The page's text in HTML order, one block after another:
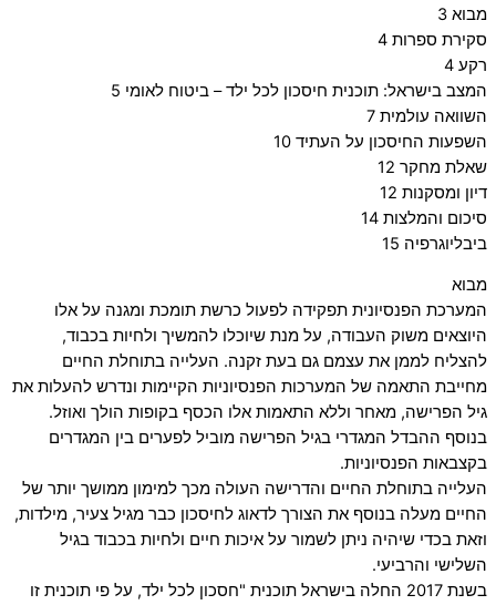
מבוא 3
סקירת ספרות 4
רקע 4
המצב בישראל: תוכנית חיסכון לכל ילד – ביטוח לאומי 5
השוואה עולמית 7
השפעות החיסכון על העתיד 10
שאלת מחקר 12
דיון ומסקנות 12
סיכום והמלצות 14
ביבליוגרפיה 15
מבוא
המערכת הפנסיונית תפקידה לפעול כרשת תומכת ומגנה על אלו
היוצאים משוק העבודה, על מנת שיוכלו להמשיך ולחיות בכבוד,
להצליח לממן את עצמם גם בעת זקנה. העלייה בתוחלת החיים
מחייבת התאמה של המערכות הפנסיוניות הקיימות ונדרש להעלות את
גיל הפרישה, מאחר וללא התאמות אלו הכסף בקופות הולך ואוזל.
בנוסף ההבדל המגדרי בגיל הפרישה מוביל לפערים בין המגדרים
בקצבאות הפנסיוניות.
העלייה בתוחלת החיים והדרישה העולה מכך למימון ממושך יותר של
החיים מעלה בנוסף את הצורך לדאוג לחיסכון כבר מגיל צעיר, מילדות,
וזאת בכדי שיהיה ניתן לשמור על איכות חיים ולחיות בכבוד בגיל
השלישי והרביעי.
בשנת 2017 החלה בישראל תוכנית "חסכון לכל ילד, על פי תוכנית זו